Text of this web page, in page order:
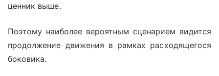
ценник выше.
Поэтому наиболее вероятным сценарием видится
продолжение движения в рамках расходящегося
боковика.